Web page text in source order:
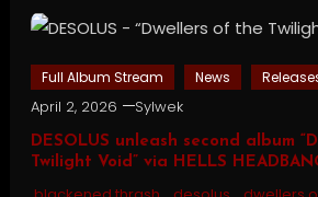
Full Album Stream News
April 2, 2026 Sylwek
DESOLUS unleash second album
Twilight Void” via HELLS